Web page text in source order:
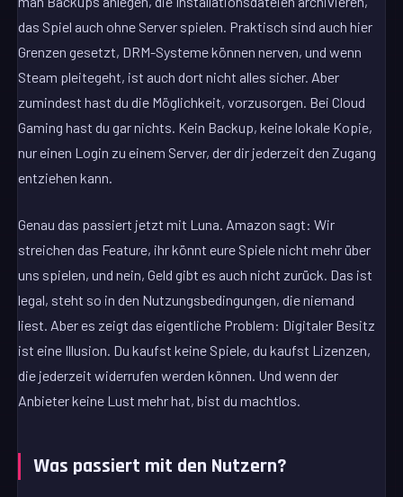
das Spiel auch ohne Server spielen. Praktisch sind auch hier
Grenzen gesetzt, DRM-Systeme können nerven, und wenn
Steam pleitegeht, ist auch dort nicht alles sicher. Aber
zumindest hast du die Möglichkeit, vorzusorgen. Bei Cloud
Gaming hast du gar nichts. Kein Backup, keine lokale Kopie,
nur einen Login zu einem Server, der dir jederzeit den Zugang
entziehen kann.
Genau das passiert jetzt mit Luna. Amazon sagt: Wir
streichen das Feature, ihr könnt eure Spiele nicht mehr über
uns spielen, und nein, Geld gibt es auch nicht zurück. Das ist
legal, steht so in den Nutzungsbedingungen, die niemand
liest. Aber es zeigt das eigentliche Problem: Digitaler Besitz
ist eine Illusion. Du kaufst keine Spiele, du kaufst Lizenzen,
die jederzeit widerrufen werden können. Und wenn der
Anbieter keine Lust mehr hat, bist du machtlos.
Was passiert mit den Nutzern?